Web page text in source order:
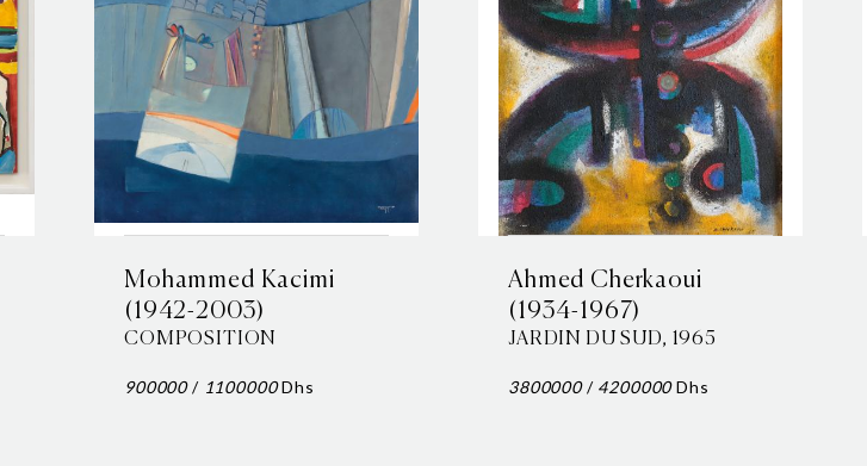
Mohammed Kacimi
(1942-2003)
COMPOSITION
900000/ 1100000Dhs
Ahmed Cherkaoui
(1934-1967)
JARDIN DU SUD, 1965
3800000/ 4200000Dhs